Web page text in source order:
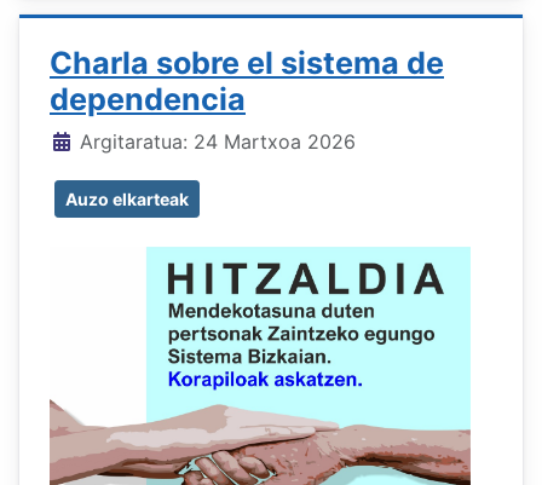
Charla sobre el sistema de
dependencia
Xehetasunak
Argitaratua: 24 Martxoa 2026
Auzo elkarteak